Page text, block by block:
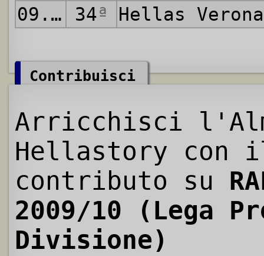
09.05.2010
34ª Hellas
Contribuisci
Arricchisci
Hellastory con
contributo su
2009/10 (Lega
Divisione)